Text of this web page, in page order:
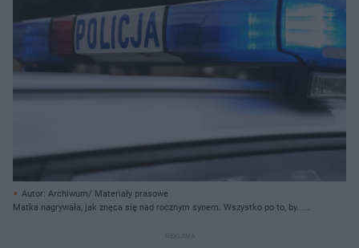
Autor: Archiwum/ Materiały prasowe
Matka nagrywała, jak znęca się nad rocznym synem. Wszystko po to, by...